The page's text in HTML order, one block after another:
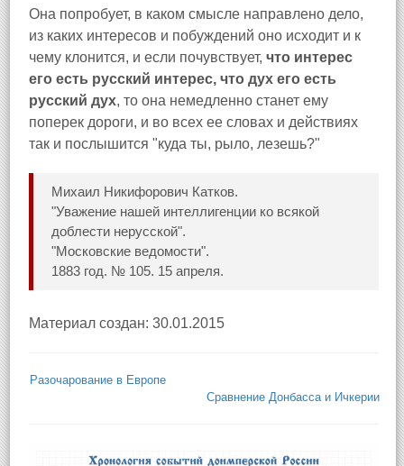
Она попробует, в каком смысле направлено дело,
из каких интересов и побуждений оно исходит и к
чему клонится, и если почувствует, что интерес
его есть русский интерес, что дух его есть
русский дух, то она немедленно станет ему
поперек дороги, и во всех ее словах и действиях
так и послышится "куда ты, рыло, лезешь?"
Михаил Никифорович Катков.
"Уважение нашей интеллигенции ко всякой
доблести нерусской".
"Московские ведомости".
1883 год. № 105. 15 апреля.
Материал создан: 30.01.2015
Разочарование в Европе
Сравнение Донбасса и Ичкерии